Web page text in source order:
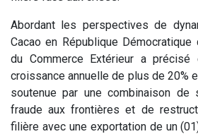
Abordant les perspectives de
Cacao en République
du Commerce Extérieur a
croissance annuelle de plus de 20%
soutenue par une combinaison
fraude aux frontières et de
filière avec une exportation de un